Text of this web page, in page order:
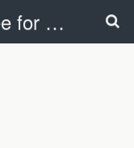
European Committee for Sports History